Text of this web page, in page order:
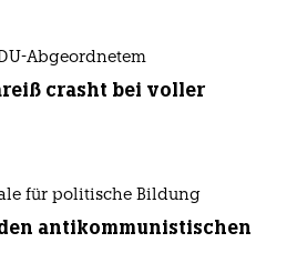
Abgeordnetem
crasht bei voller
für politische Bildung
antikommunistischen